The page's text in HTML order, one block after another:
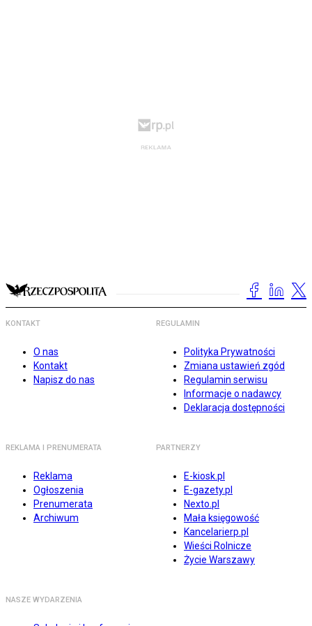
KONTAKT
O nas
Kontakt
Napisz do nas
REGULAMIN
Polityka Prywatności
Zmiana ustawień zgód
Regulamin serwisu
Informacje o nadawcy
Deklaracja dostępności
REKLAMA I PRENUMERATA
Reklama
Ogłoszenia
Prenumerata
Archiwum
PARTNERZY
E-kiosk.pl
E-gazety.pl
Nexto.pl
Mała księgowość
Kancelarierp.pl
Wieści Rolnicze
Życie Warszawy
NASZE WYDARZENIA